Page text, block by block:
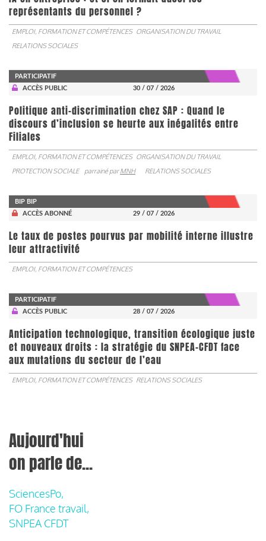
représentants du personnel ?
EMPLOI, FORMATION ET COMPÉTENCES ORGANISATION DU TRAVAIL
RELATIONS SOCIALES
PARTICIPATIF
ACCÈS PUBLIC
30 / 07 / 2026
Politique anti-discrimination chez SAP : Quand le
discours d’inclusion se heurte aux inégalités entre
Filiales
EMPLOI, FORMATION ET COMPÉTENCES ORGANISATION DU TRAVAIL
PROTECTION SOCIALE
parrainé parMNH RELATIONS SOCIALES
BIP BIP
ACCÈS ABONNÉ
29 / 07 / 2026
Le taux de postes pourvus par mobilité interne illustre
leur attractivité
EMPLOI, FORMATION ET COMPÉTENCES
PARTICIPATIF
ACCÈS PUBLIC
28 / 07 / 2026
Anticipation technologique, transition écologique juste
et nouveaux droits : la stratégie du SNPEA-CFDT face
aux mutations du secteur de l’eau
EMPLOI, FORMATION ET COMPÉTENCES RELATIONS SOCIALES
Aujourd'hui
on parle de...
SciencesPo,
FO France travail,
SNPEA CFDT